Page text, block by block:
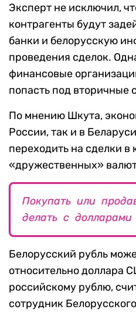
Эксперт не исключил,
контрагенты будут
банки и белорусскую
проведения сделок.
финансовые
попасть под вторичные
По мнению Шкута,
России, так и в
переходить на сделки в
«дружественных»
Покупать или
делать с долларами
Белорусский рубль
относительно доллара
российскому рублю,
сотрудник